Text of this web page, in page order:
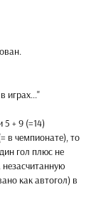
играх..."
5 + 9 (=14)
в чемпионате), то
гол плюс не
как автогол) в